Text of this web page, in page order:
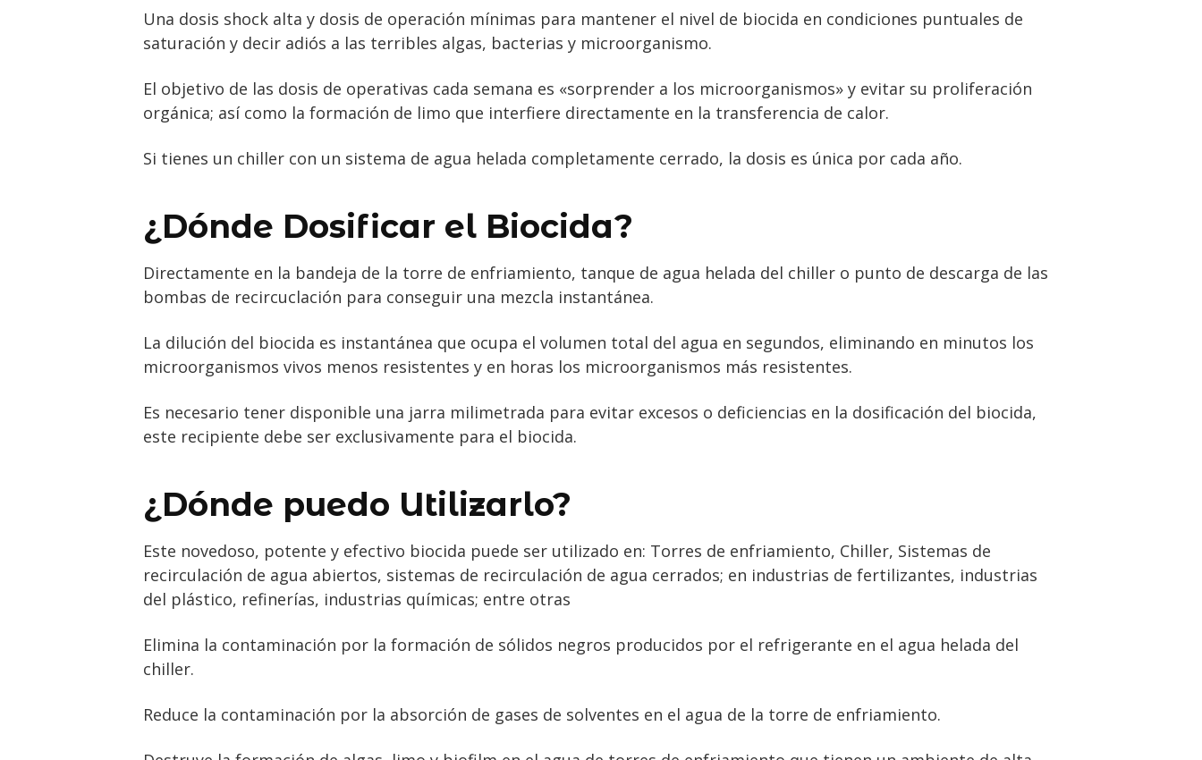
Una dosis shock alta y dosis de operación mínimas para mantener el nivel de biocida en condiciones puntuales de
saturación y decir adiós a las terribles algas, bacterias y microorganismo.
El objetivo de las dosis de operativas cada semana es «sorprender a los microorganismos» y evitar su proliferación
orgánica; así como la formación de limo que interfiere directamente en la transferencia de calor.
Si tienes un chiller con un sistema de agua helada completamente cerrado, la dosis es única por cada año.
¿Dónde Dosificar el Biocida?
Directamente en la bandeja de la torre de enfriamiento, tanque de agua helada del chiller o punto de descarga de las
bombas de recircuclación para conseguir una mezcla instantánea.
La dilución del biocida es instantánea que ocupa el volumen total del agua en segundos, eliminando en minutos los
microorganismos vivos menos resistentes y en horas los microorganismos más resistentes.
Es necesario tener disponible una jarra milimetrada para evitar excesos o deficiencias en la dosificación del biocida,
este recipiente debe ser exclusivamente para el biocida.
¿Dónde puedo Utilizarlo?
Este novedoso, potente y efectivo biocida puede ser utilizado en: Torres de enfriamiento, Chiller, Sistemas de
recirculación de agua abiertos, sistemas de recirculación de agua cerrados; en industrias de fertilizantes, industrias
del plástico, refinerías, industrias químicas; entre otras
Elimina la contaminación por la formación de sólidos negros producidos por el refrigerante en el agua helada del
chiller.
Reduce la contaminación por la absorción de gases de solventes en el agua de la torre de enfriamiento.